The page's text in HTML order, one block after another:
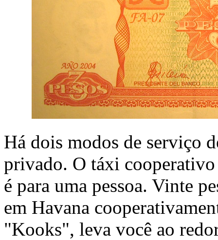
Há dois modos de serviço
privado. O táxi cooperativo
é para uma pessoa. Vinte
em Havana
"Kooks", leva você ao